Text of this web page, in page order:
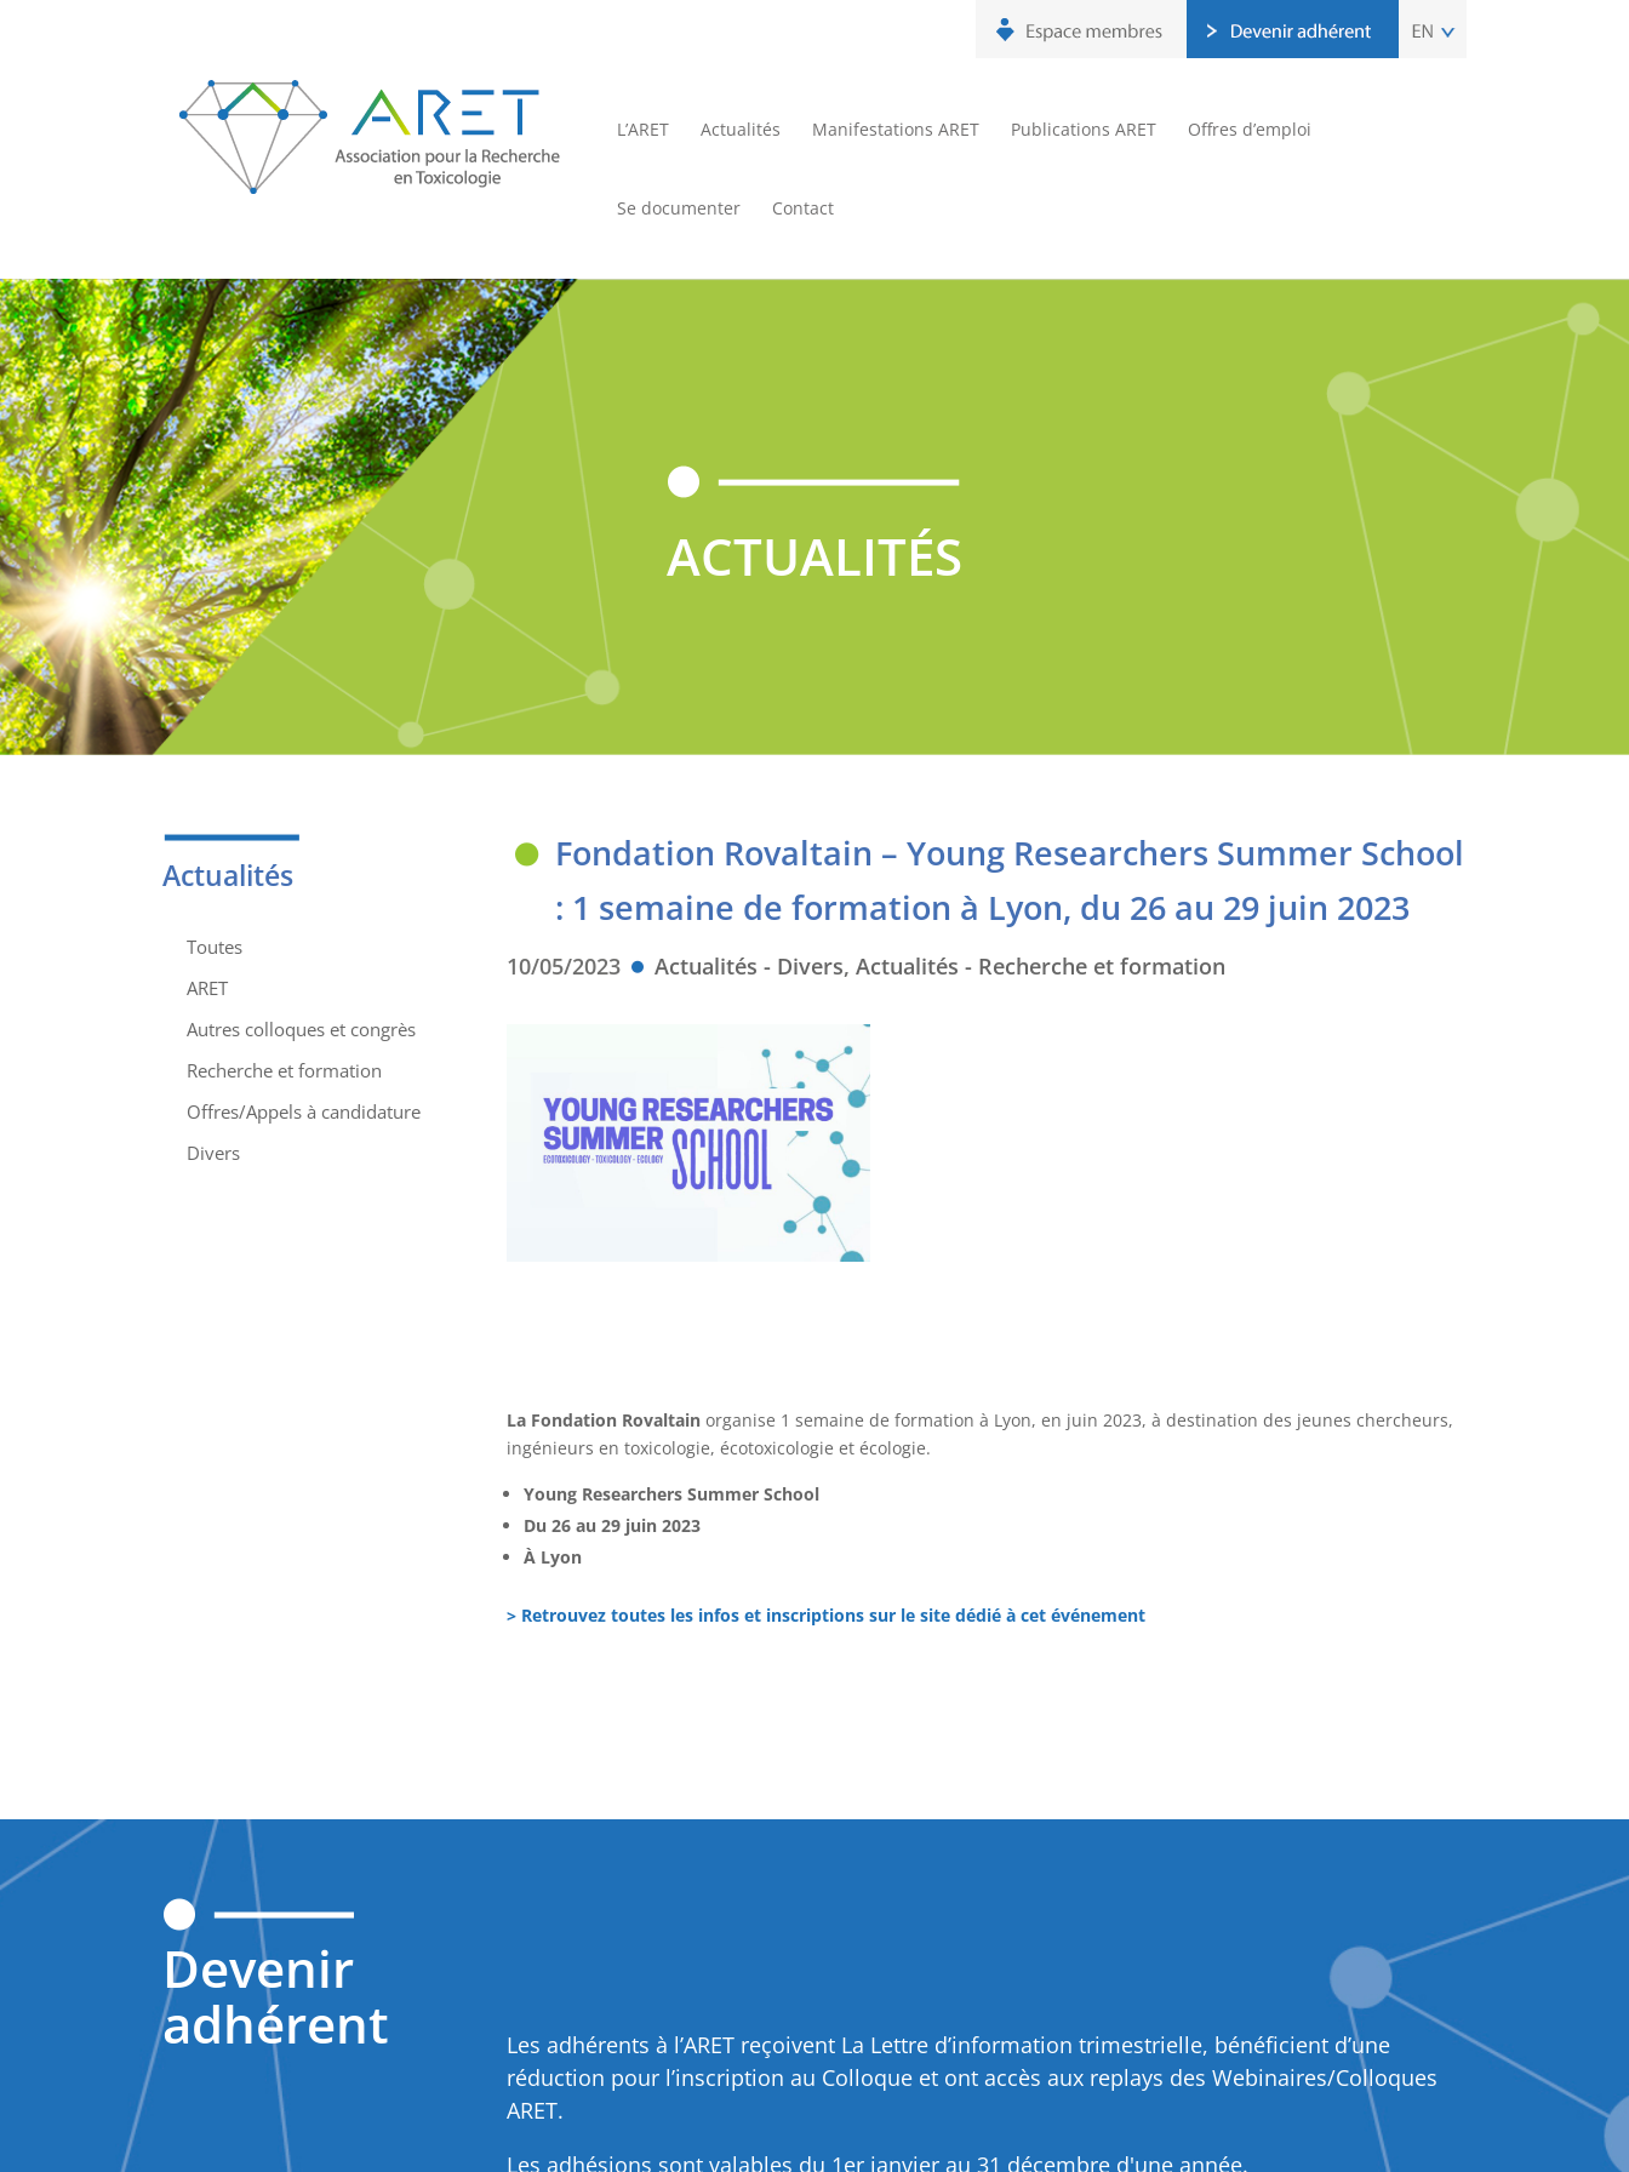
L’ARET Actualités Manifestations ARET Publications ARET Offres d’emploi
Se documenter Contact
ACTUALITÉS
Fondation Rovaltain – Young Researchers Summer School
: 1 semaine de formation à Lyon, du 26 au 29 juin 2023
10/05/2023 Actualités - Divers, Actualités - Recherche et formation
La Fondation Rovaltain organise 1 semaine de formation à Lyon, en juin 2023, à destination des jeunes chercheurs,
ingénieurs en toxicologie, écotoxicologie et écologie.
Young Researchers Summer School
Du 26 au 29 juin 2023
À Lyon
> Retrouvez toutes les infos et inscriptions sur le site dédié à cet événement
Actualités
Toutes
ARET
Autres colloques et congrès
Recherche et formation
Offres/Appels à candidature
Divers
Devenir
adhérent
Les adhérents à l’ARET reçoivent La Lettre d’information trimestrielle, bénéficient d’une
réduction pour l’inscription au Colloque et ont accès aux replays des Webinaires/Colloques
ARET.
Les adhésions sont valables du 1er janvier au 31 décembre d'une année.